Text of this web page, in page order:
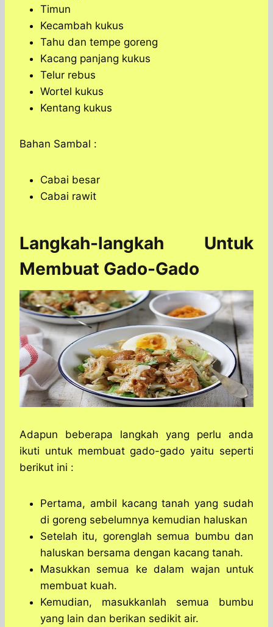
Timun
Kecambah kukus
Tahu dan tempe goreng
Kacang panjang kukus
Telur rebus
Wortel kukus
Kentang kukus
Bahan Sambal :
Cabai besar
Cabai rawit
Langkah-langkah Untuk
Membuat Gado-Gado
Adapun beberapa langkah yang perlu anda
ikuti untuk membuat gado-gado yaitu seperti
berikut ini :
Pertama, ambil kacang tanah yang sudah
di goreng sebelumnya kemudian haluskan
Setelah itu, gorenglah semua bumbu dan
haluskan bersama dengan kacang tanah.
Masukkan semua ke dalam wajan untuk
membuat kuah.
Kemudian, masukkanlah semua bumbu
yang lain dan berikan sedikit air.